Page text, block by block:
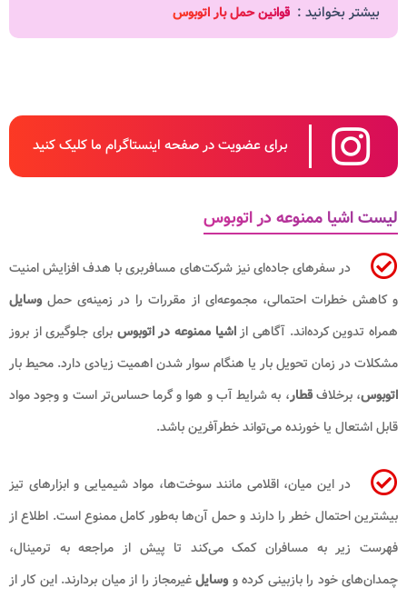
بیشتر بخوانید : قوانین حمل بار اتوبوس
برای عضویت در صفحه اینستاگرام ما کلیک کنید
لیست اشیا ممنوعه در اتوبوس
در سفرهای جاده‌ای نیز شرکت‌های مسافربری با هدف افزایش امنیت
و کاهش خطرات احتمالی، مجموعه‌ای از مقررات را در زمینه‌ی حمل وسایل
همراه تدوین کرده‌اند. آگاهی ازاشیا ممنوعه در اتوبوس برای جلوگیری از بروز
مشکلات در زمان تحویل بار یا هنگام سوار شدن اهمیت زیادی دارد. محیط بار
اتوبوس، برخلافقطار، به شرایط آب ‌و هوا و گرما حساس‌تر است و وجود مواد
قابل اشتعال یا خورنده می‌تواند خطرآفرین باشد.
در این میان، اقلامی مانند سوخت‌ها، مواد شیمیایی و ابزارهای تیز
بیشترین احتمال خطر را دارند و حمل آن‌ها به‌طور کامل ممنوع است. اطلاع از
فهرست زیر به مسافران کمک می‌کند تا پیش از مراجعه به ترمینال،
چمدان‌های خود را بازبینی کرده و وسایلغیرمجاز را از میان بردارند. این کار از